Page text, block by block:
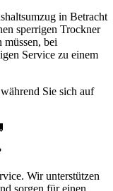
in Betracht
sperrigen Trockner
bei
Service zu einem
Sie sich auf
Wir unterstützen